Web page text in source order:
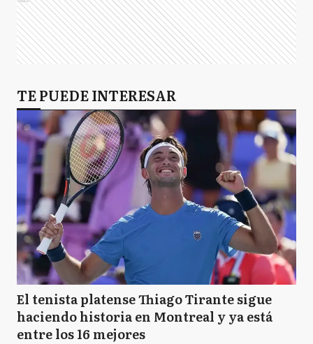
TE PUEDE INTERESAR
El tenista platense Thiago Tirante sigue
haciendo historia en Montreal y ya está
entre los 16 mejores